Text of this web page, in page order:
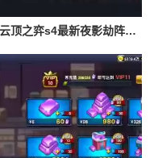
Lol云顶之弈s4最新夜影劫阵容搭配，云顶之奕夜影劫阵容